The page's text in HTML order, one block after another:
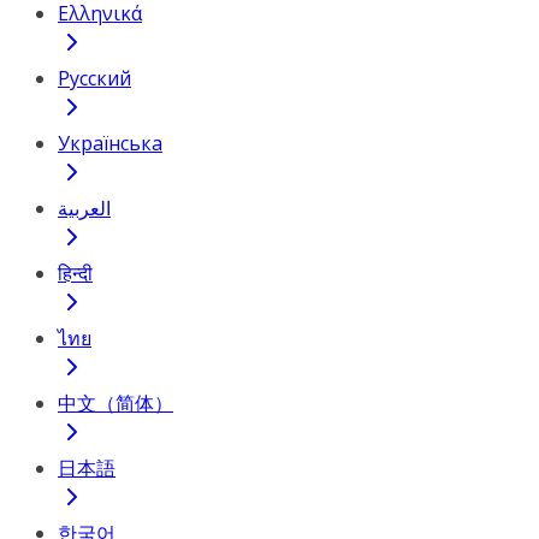
Ελληνικά
Русский
Українська
العربية
हिन्दी
ไทย
中文（简体）
日本語
한국어